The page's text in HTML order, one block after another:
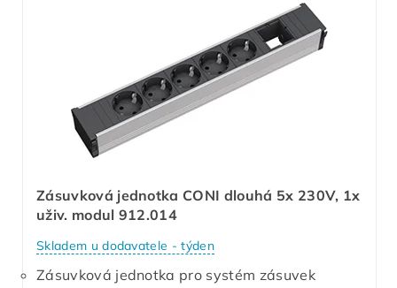
Zásuvková jednotka CONI dlouhá 5x 230V, 1x
uživ. modul 912.014
Skladem u dodavatele - týden
Zásuvková jednotka pro systém zásuvek